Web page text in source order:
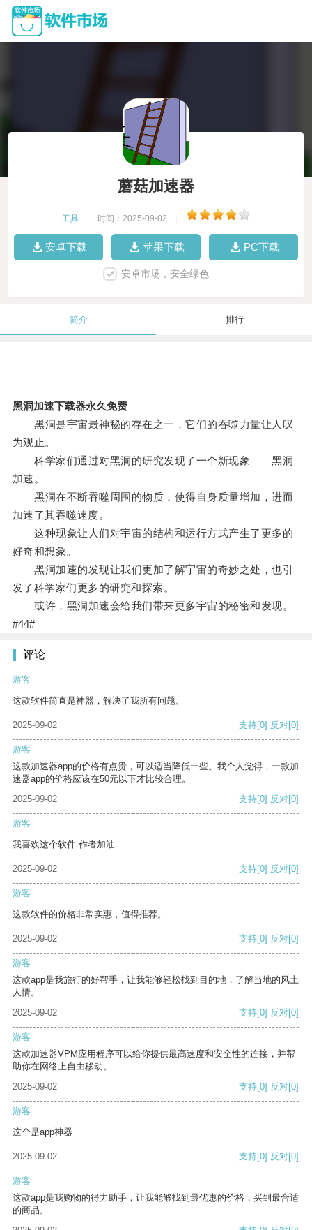
蘑菇加速器
工具 时间：2025-09-02
安卓下载 苹果下载 PC下载
安卓市场，安全绿色
简介 排行
黑洞加速下载器永久免费
黑洞是宇宙最神秘的存在之一，它们的吞噬力量让人叹
为观止。
科学家们通过对黑洞的研究发现了一个新现象——黑洞
加速。
黑洞在不断吞噬周围的物质，使得自身质量增加，进而
加速了其吞噬速度。
这种现象让人们对宇宙的结构和运行方式产生了更多的
好奇和想象。
黑洞加速的发现让我们更加了解宇宙的奇妙之处，也引
发了科学家们更多的研究和探索。
或许，黑洞加速会给我们带来更多宇宙的秘密和发现。
#44#
评论
游客
这款软件简直是神器，解决了我所有问题。
2025-09-02 支持[0] 反对[0]
游客
这款加速器app的价格有点贵，可以适当降低一些。我个人觉得，一款加
速器app的价格应该在50元以下才比较合理。
2025-09-02
支持[0] 反对[0]
游客
我喜欢这个软件 作者加油
2025-09-02 支持[0] 反对[0]
游客
这款软件的价格非常实惠，值得推荐。
2025-09-02 支持[0] 反对[0]
游客
这款app是我旅行的好帮手，让我能够轻松找到目的地，了解当地的风土
人情。
2025-09-02
支持[0] 反对[0]
游客
这款加速器VPM应用程序可以给你提供最高速度和安全性的连接，并帮
助你在网络上自由移动。
2025-09-02
支持[0] 反对[0]
游客
这个是app神器
2025-09-02 支持[0] 反对[0]
游客
这款app是我购物的得力助手，让我能够找到最优惠的价格，买到最合适
的商品。